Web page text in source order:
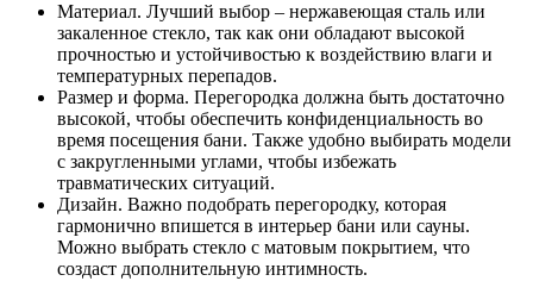
Материал. Лучший выбор – нержавеющая сталь или
закаленное стекло, так как они обладают высокой
прочностью и устойчивостью к воздействию влаги и
температурных перепадов.
Размер и форма. Перегородка должна быть достаточно
высокой, чтобы обеспечить конфиденциальность во
время посещения бани. Также удобно выбирать модели
с закругленными углами, чтобы избежать
травматических ситуаций.
Дизайн. Важно подобрать перегородку, которая
гармонично впишется в интерьер бани или сауны.
Можно выбрать стекло с матовым покрытием, что
создаст дополнительную интимность.